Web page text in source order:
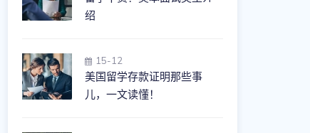
绍
15-12
美国留学存款证明那些事
儿，一文读懂！